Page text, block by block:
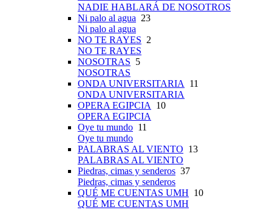
NADIE HABLARÁ DE NOSOTROS
Ni palo al agua 23
Ni palo al agua
NO TE RAYES 2
NO TE RAYES
NOSOTRAS 5
NOSOTRAS
ONDA UNIVERSITARIA 11
ONDA UNIVERSITARIA
OPERA EGIPCIA 10
OPERA EGIPCIA
Oye tu mundo 11
Oye tu mundo
PALABRAS AL VIENTO 13
PALABRAS AL VIENTO
Piedras, cimas y senderos 37
Piedras, cimas y senderos
QUÉ ME CUENTAS UMH 10
QUÉ ME CUENTAS UMH